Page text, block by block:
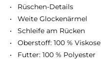
• Rüschen-Details
• Weite Glockenärmel
• Schleife am Rücken
• Oberstoff: 100 % Viskose
• Futter: 100 % Polyester